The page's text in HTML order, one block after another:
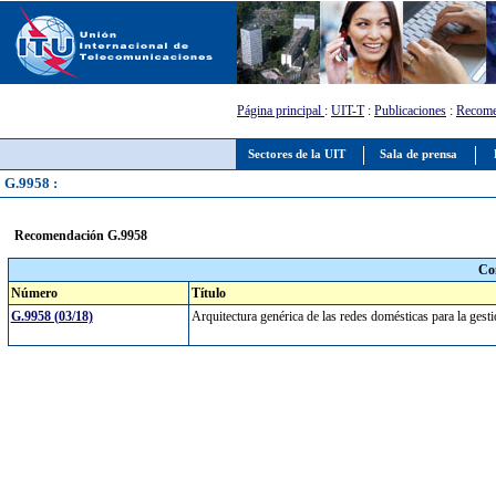
Sectores de la UIT Sala de prensa
Página principal : UIT-T: Publicaciones :
G.9958 :
Recomendación G.9958
Número
Título
G.9958 (03/18)
Arquitectura genérica de las redes domésticas para la